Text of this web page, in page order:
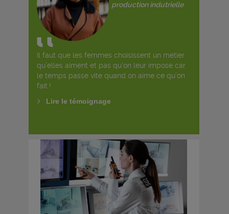
production indutrielle
Il faut que les femmes choisissent un métier
qu’elles aiment et pas qu’on leur impose car
le temps passe vite quand on aime ce qu’on
fait !
Lire le témoignage